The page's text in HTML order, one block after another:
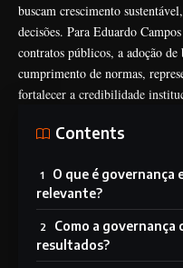
buscam crescimento
decisões. Para Eduardo
contratos públicos, a adoção
cumprimento de normas,
fortalecer a credibilidade
Contents
O que é governança
relevante?
Como a
resultados?